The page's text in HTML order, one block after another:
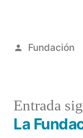
Fundación
Entrada
La